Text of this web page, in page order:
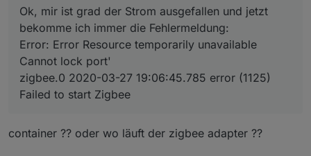
außerdem kommt noch die Fehlermeldung "Error: AREQ -
ZDO - stateChangeInd after 60000ms"
Ok, mir ist grad der Strom ausgefallen und jetzt
bekomme ich immer die Fehlermeldung:
Error: Error Resource temporarily unavailable
Cannot lock port'
zigbee.0 2020-03-27 19:06:45.785 error (1125)
Failed to start Zigbee
container ?? oder wo läuft der zigbee adapter ??